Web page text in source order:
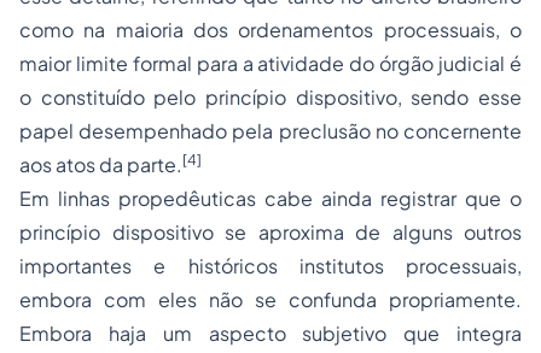
como na maioria dos ordenamentos processuais, o
maior limite formal para a atividade do órgão judicial é
o constituído pelo princípio dispositivo, sendo esse
papel desempenhado pela preclusão no concernente
aos atos da parte. [4]
Em linhas propedêuticas cabe ainda registrar que o
princípio dispositivo se aproxima de alguns outros
importantes e históricos institutos processuais,
embora com eles não se confunda propriamente.
Embora haja um aspecto subjetivo que integra